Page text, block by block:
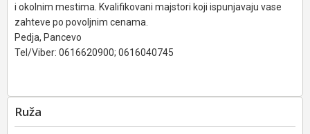
i okolnim mestima. Kvalifikovani majstori koji ispunjavaju vase
zahteve po povoljnim cenama.
Pedja, Pancevo
Tel/Viber: 0616620900; 0616040745
Ruža